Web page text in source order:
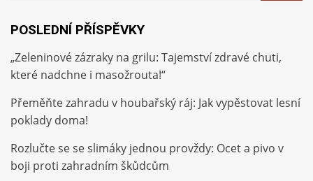
POSLEDNÍ PŘÍSPĚVKY
„Zeleninové zázraky na grilu: Tajemství zdravé chuti,
které nadchne i masožrouta!“
Přeměňte zahradu v houbařský ráj: Jak vypěstovat lesní
poklady doma!
Rozlučte se se slimáky jednou provždy: Ocet a pivo v
boji proti zahradním škůdcům